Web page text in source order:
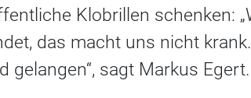
Klobrillen schenken:
das macht uns nicht
sagt Markus Egert.